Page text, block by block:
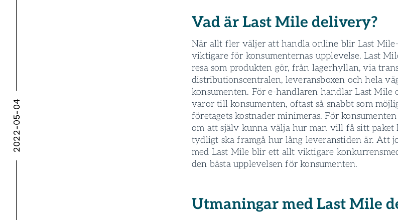
Vad är Last Mile delivery?
När allt fler väljer att handla online blir Last
viktigare för konsumenternas upplevelse. Last
resa som produkten gör, från lagerhyllan, via
distributionscentralen, leverans­boxen och hela
konsumenten. För e-handlaren handlar Last Mile
varor till konsumenten, oftast så snabbt som
företagets kostnader minimeras. För
om att själv kunna välja hur man vill få sitt paket­
tydligt ska framgå hur lång leverans­tiden är. Att
med Last Mile blir ett allt viktigare
den bästa upplevelsen för konsumenten.
Utmaningar med Last Mile
2022-05-04